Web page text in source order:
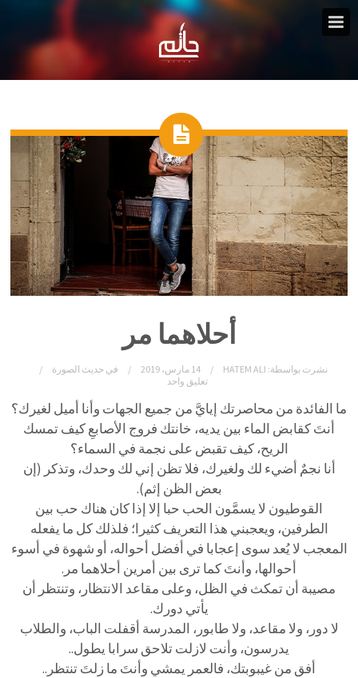
أحلاهما مر
نشرت بواسطة: HATEM ALI 14 مارس، 2019 فيحديث الصورة
تعليق واحد
ما الفائدة من محاصرتك إيايَّ من جميع الجهات وأنا أميل لغيرك؟
أنتَ كقابض الماء بين يديه، خانتك فروج الأصابعِ كيف تمسك
الريح، كيف تقبض على نجمة في السماء؟
أنا نجمٌ أضيء لك ولغيرك، فلا تظن إني لك وحدك، وتذكر (إن
بعض الظن إثم).
القوطيون لا يسمَّون الحب حبا إلا إذا كان هناك حب بين
الطرفين، ويعجبني هذا التعريف كثيرا؛ فلذلك كل ما يفعله
المعجب لا يُعد سوى إعجابا في أفضل أحواله، أو شهوة في أسوء
أحوالها، وأنتَ كما ترى بين أمرين أحلاهما مر.
مصيبة أن تمكث في الظل، وعلى مقاعد الانتظار، وتنتظر أن
يأتي دورك.
لا دور، ولا مقاعد، ولا طابور، المدرسة أقفلت الباب، والطلاب
يدرسون، وأنت لازلت تلاحق سرابا يطول..
أفق من غيبوبتك، فالعمر يمشي وأنتَ ما زلتَ تنتظر..